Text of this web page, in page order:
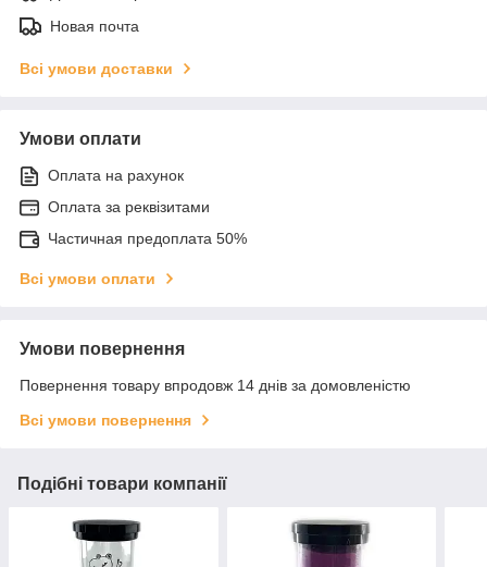
Новая почта
Всі умови доставки
Умови оплати
Оплата на рахунок
Оплата за реквізитами
Частичная предоплата 50%
Всі умови оплати
Умови повернення
Повернення товару впродовж 14 днів за домовленістю
Всі умови повернення
Подібні товари компанії